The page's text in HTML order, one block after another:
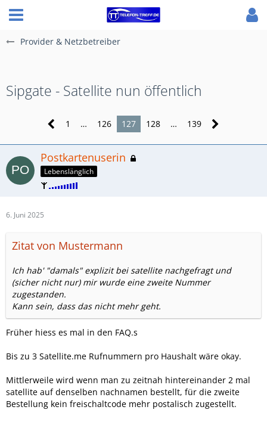
Provider & Netzbetreiber
Sipgate - Satellite nun öffentlich
1 … 126 127 128 … 139
Postkartenuserin
Lebenslänglich
6. Juni 2025
Zitat von Mustermann
Ich hab' "damals" explizit bei satellite nachgefragt und
(sicher nicht nur) mir wurde eine zweite Nummer
zugestanden.
Kann sein, dass das nicht mehr geht.
Früher hiess es mal in den FAQ.s
Bis zu 3 Satellite.me Rufnummern pro Haushalt wäre okay.
Mittlerweile wird wenn man zu zeitnah hintereinander 2 mal
satellite auf denselben nachnamen bestellt, für die zweite
Bestellung kein freischaltcode mehr postalisch zugestellt.